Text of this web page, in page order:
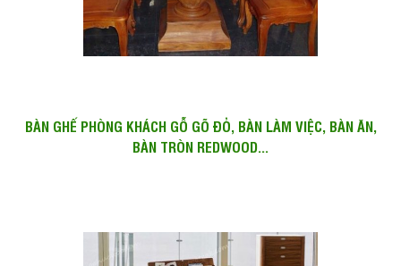
BÀN GHẾ PHÒNG KHÁCH GỖ GÕ ĐỎ, BÀN LÀM VIỆC, BÀN ĂN,
BÀN TRÒN REDWOOD...